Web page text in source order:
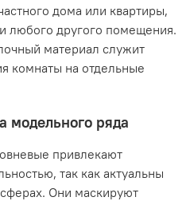
дома или квартиры,
любого другого помещения.
материал служит
комнаты на отдельные
модельного ряда
привлекают
так как актуальны
Они маскируют